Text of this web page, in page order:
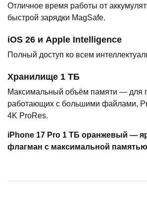
Отличное время работы от
быстрой зарядки MagSafe.
iOS 26 и Apple Intelligence
Полный доступ ко всем
Хранилище 1 ТБ
Максимальный объём памяти — для
работающих с большими файлами,
4K ProRes.
iPhone 17 Pro 1 ТБ оранжевый —
флагман с максимальной